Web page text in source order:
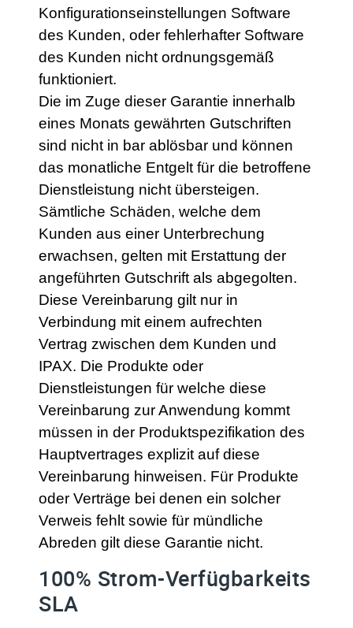
Konfigurationseinstellungen Software
des Kunden, oder fehlerhafter Software
des Kunden nicht ordnungsgemäß
funktioniert.
Die im Zuge dieser Garantie innerhalb
eines Monats gewährten Gutschriften
sind nicht in bar ablösbar und können
das monatliche Entgelt für die betroffene
Dienstleistung nicht übersteigen.
Sämtliche Schäden, welche dem
Kunden aus einer Unterbrechung
erwachsen, gelten mit Erstattung der
angeführten Gutschrift als abgegolten.
Diese Vereinbarung gilt nur in
Verbindung mit einem aufrechten
Vertrag zwischen dem Kunden und
IPAX. Die Produkte oder
Dienstleistungen für welche diese
Vereinbarung zur Anwendung kommt
müssen in der Produktspezifikation des
Hauptvertrages explizit auf diese
Vereinbarung hinweisen. Für Produkte
oder Verträge bei denen ein solcher
Verweis fehlt sowie für mündliche
Abreden gilt diese Garantie nicht.
100% Strom-Verfügbarkeits
SLA